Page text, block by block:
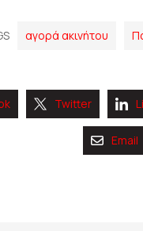
αγορά ακινήτου
Twitter
Email